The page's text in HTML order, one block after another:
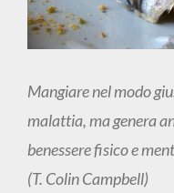
Mangiare nel modo
malattia, ma genera
benessere fisico e
(T. Colin Campbell)